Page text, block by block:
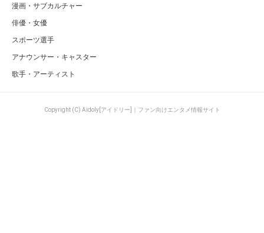
漫画・サブカルチャー
俳優・女優
スポーツ選手
アナウンサー・キャスター
歌手・アーティスト
Copyright (C) Aidoly[アイドリー]｜ファン向けエンタメ情報サイト